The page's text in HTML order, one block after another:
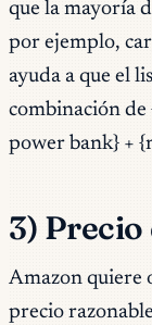
que la mayoría
por ejemplo,
ayuda a que el
combinación
power bank} +
3)
Amazon quiere
precio